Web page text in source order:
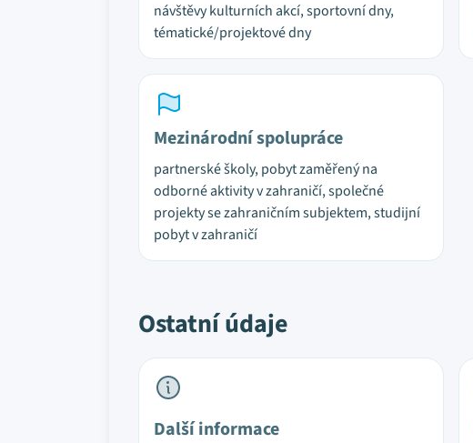
návštěvy kulturních akcí, sportovní dny,
tématické/projektové dny
Mezinárodní spolupráce
partnerské školy, pobyt zaměřený na
odborné aktivity v zahraničí, společné
projekty se zahraničním subjektem, studijní
pobyt v zahraničí
Ostatní údaje
Další informace